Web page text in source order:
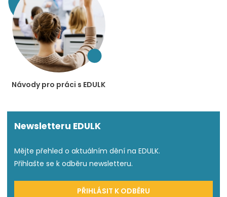
Návody pro práci s EDULK
Newsletteru EDULK
Mějte přehled o aktuálním dění na EDULK.
Přihlašte se k odběru newsletteru.
PŘIHLÁSIT K ODBĚRU